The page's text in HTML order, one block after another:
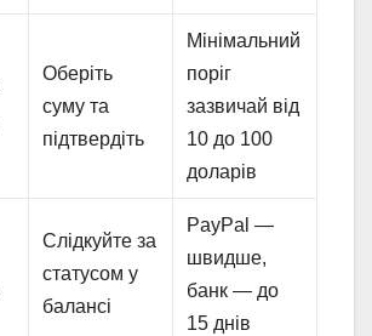
Оберіть
суму та
підтвердіть
Мінімальний
поріг
зазвичай від
10 до 100
доларів
Слідкуйте за
статусом у
балансі
PayPal —
швидше,
банк — до
15 днів